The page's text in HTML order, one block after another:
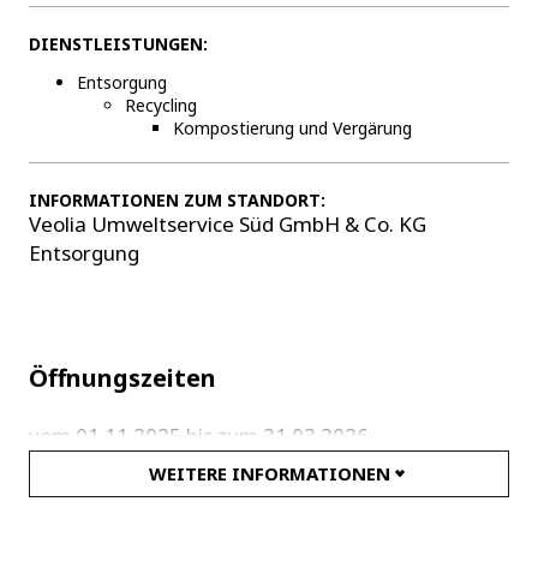
DIENSTLEISTUNGEN:
Entsorgung
Recycling
Kompostierung und Vergärung
INFORMATIONEN ZUM STANDORT:
Veolia Umweltservice Süd GmbH & Co. KG
Entsorgung
Öffnungszeiten
vom 01.11.2025 bis zum 31.03.2026
Mo - Fr: 8:00 - 15:45 Uhr
WEITERE INFORMATIONEN